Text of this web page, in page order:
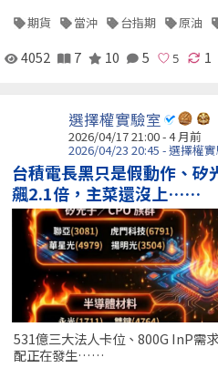
期貨 當沖 台指期 原油
4052 7 10 5 1
選擇權實驗室
2026/04/17 21:00 - 4 月前
2026/04/23 20:45 - 選擇權
台積電長黑只是假動作、矽
飆2.1倍，主菜還沒上……
531億三大法人卡位、800G InP需
配正在發生……